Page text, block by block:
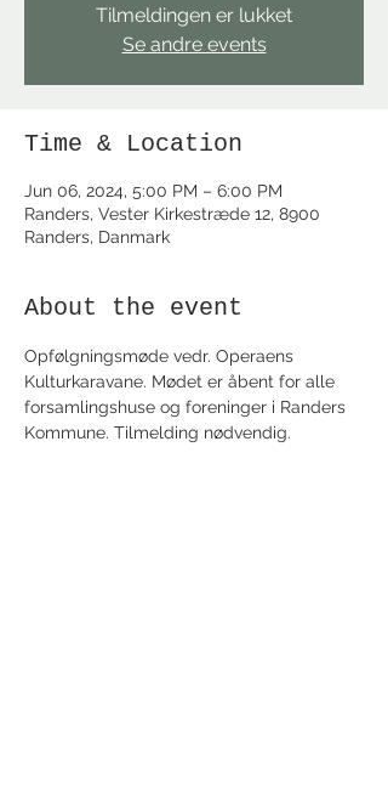
Tilmeldingen er lukket
Se andre events
Time & Location
Jun 06, 2024, 5:00 PM – 6:00 PM
Randers, Vester Kirkestræde 12, 8900
Randers, Danmark
About the event
Opfølgningsmøde vedr. Operaens
Kulturkaravane. Mødet er åbent for alle
forsamlingshuse og foreninger i Randers
Kommune. Tilmelding nødvendig.